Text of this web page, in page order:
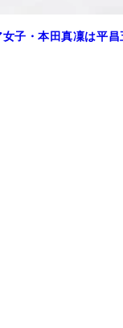
子・本田真凜は平昌